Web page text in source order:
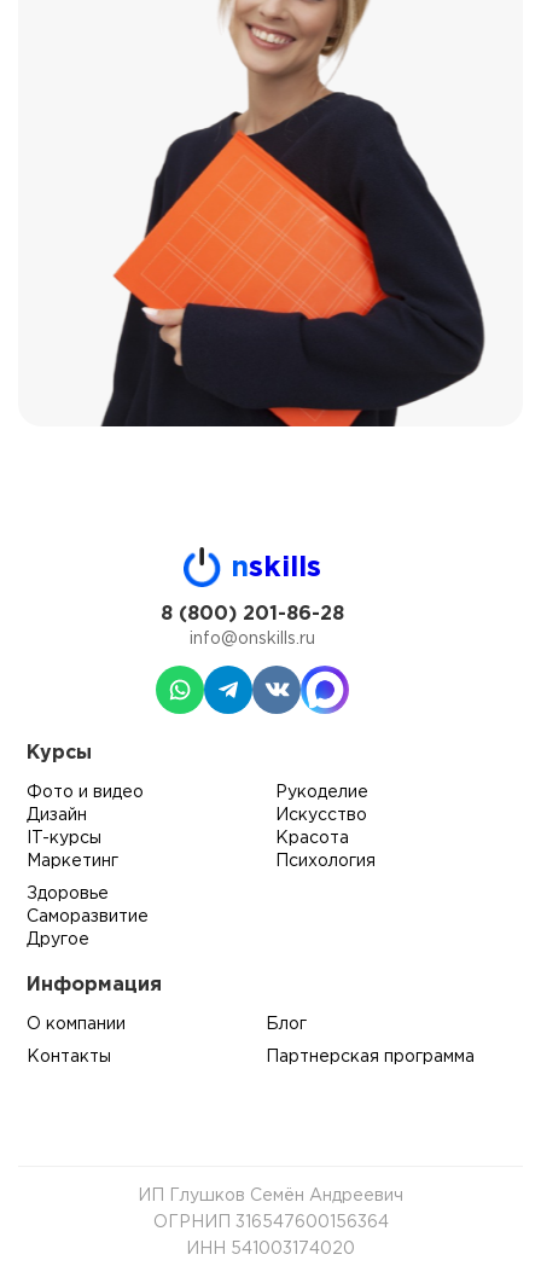
nskills
8 (800) 201-86-28
info@onskills.ru
Курсы
Фото и видео
Дизайн
IT-курсы
Маркетинг
Рукоделие
Искусство
Красота
Психология
Здоровье
Саморазвитие
Другое
Информация
О компании Блог
Контакты Партнерская программа
ИП Глушков Семён Андреевич
ОГРНИП 316547600156364
ИНН 541003174020